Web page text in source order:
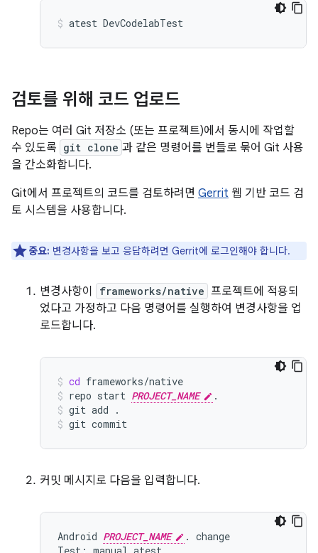
atest DevCodelabTest
검토를 위해 코드 업로드
Repo는 여러 Git 저장소 (또는 프로젝트)에서 동시에 작업할
수 있도록 git clone 과 같은 명령어를 번들로 묶어 Git 사용
을 간소화합니다.
Git에서 프로젝트의 코드를 검토하려면 Gerrit 웹 기반 코드 검
토 시스템을 사용합니다.
중요: 변경사항을 보고 응답하려면 Gerrit에 로그인해야 합니다.
변경사항이 frameworks/native 프로젝트에 적용되
었다고 가정하고 다음 명령어를 실행하여 변경사항을 업
로드합니다.
cd frameworks/native
repo start PROJECT_NAME
.
git add
.
git commit
커밋 메시지로 다음을 입력합니다.
Android PROJECT_NAME
. change